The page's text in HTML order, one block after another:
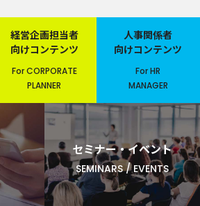
経営企画担当者
向けコンテンツ
For CORPORATE
PLANNER
人事関係者
向けコンテンツ
For HR
MANAGER
セミナー・イベント
SEMINARS / EVENTS